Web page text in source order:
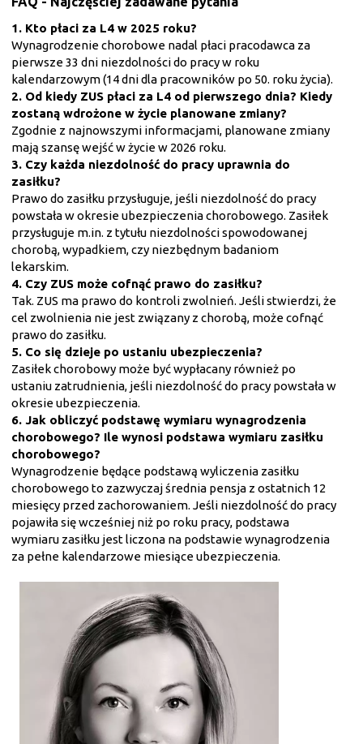
1. Kto płaci za L4 w 2025 roku?
Wynagrodzenie chorobowe nadal płaci pracodawca za
pierwsze 33 dni niezdolności do pracy w roku
kalendarzowym (14 dni dla pracowników po 50. roku życia).
2. Od kiedy ZUS płaci za L4 od pierwszego dnia? Kiedy
zostaną wdrożone w życie planowane zmiany?
Zgodnie z najnowszymi informacjami, planowane zmiany
mają szansę wejść w życie w 2026 roku.
3. Czy każda niezdolność do pracy uprawnia do
zasiłku?
Prawo do zasiłku przysługuje, jeśli niezdolność do pracy
powstała w okresie ubezpieczenia chorobowego. Zasiłek
przysługuje m.in. z tytułu niezdolności spowodowanej
chorobą, wypadkiem, czy niezbędnym badaniom
lekarskim.
4. Czy ZUS może cofnąć prawo do zasiłku?
Tak. ZUS ma prawo do kontroli zwolnień. Jeśli stwierdzi, że
cel zwolnienia nie jest związany z chorobą, może cofnąć
prawo do zasiłku.
5. Co się dzieje po ustaniu ubezpieczenia?
Zasiłek chorobowy może być wypłacany również po
ustaniu zatrudnienia, jeśli niezdolność do pracy powstała w
okresie ubezpieczenia.
6. Jak obliczyć podstawę wymiaru wynagrodzenia
chorobowego? Ile wynosi podstawa wymiaru zasiłku
chorobowego?
Wynagrodzenie będące podstawą wyliczenia zasiłku
chorobowego to zazwyczaj średnia pensja z ostatnich 12
miesięcy przed zachorowaniem. Jeśli niezdolność do pracy
pojawiła się wcześniej niż po roku pracy, podstawa
wymiaru zasiłku jest liczona na podstawie wynagrodzenia
za pełne kalendarzowe miesiące ubezpieczenia.